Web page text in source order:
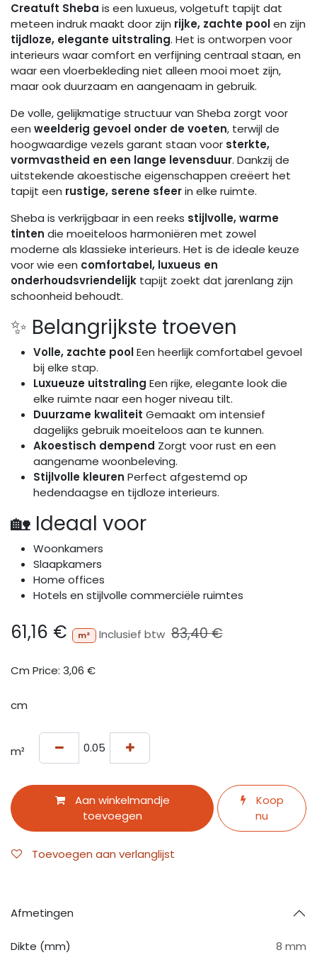
Creatuft Sheba is een luxueus, volgetuft tapijt dat
meteen indruk maakt door zijn rijke, zachte poolen zijn
tijdloze, elegante uitstraling. Het is ontworpen voor
interieurs waar comfort en verfijning centraal staan, en
waar een vloerbekleding niet alleen mooi moet zijn,
maar ook duurzaam en aangenaam in gebruik.
De volle, gelijkmatige structuur van Sheba zorgt voor
een weelderig gevoel onder de voeten, terwijl de
hoogwaardige vezels garant staan voor sterkte,
vormvastheid en een lange levensduur. Dankzij de
uitstekende akoestische eigenschappen creëert het
tapijt een rustige, serene sfeerin elke ruimte.
Sheba is verkrijgbaar in een reeks stijlvolle, warme
tinten die moeiteloos harmoniëren met zowel
moderne als klassieke interieurs. Het is de ideale keuze
voor wie een comfortabel, luxueus en
onderhoudsvriendelijk tapijt zoekt dat jarenlang zijn
schoonheid behoudt.
✨ Belangrijkste troeven
Volle, zachte poolEen heerlijk comfortabel gevoel
bij elke stap.
Luxueuze uitstraling Een rijke, elegante look die
elke ruimte naar een hoger niveau tilt.
Duurzame kwaliteit Gemaakt om intensief
dagelijks gebruik moeiteloos aan te kunnen.
Akoestisch dempend Zorgt voor rust en een
aangename woonbeleving.
Stijlvolle kleuren Perfect afgestemd op
hedendaagse en tijdloze interieurs.
🏡 Ideaal voor
Woonkamers
Slaapkamers
Home offices
Hotels en stijlvolle commerciële ruimtes
61,16 € m² Inclusief btw 83,40€
Cm Price: 3,06 €
cm
m²
Aan winkelmandje
toevoegen
Koop
nu
Toevoegen aan verlanglijst
Afmetingen
Dikte (mm) 8 mm